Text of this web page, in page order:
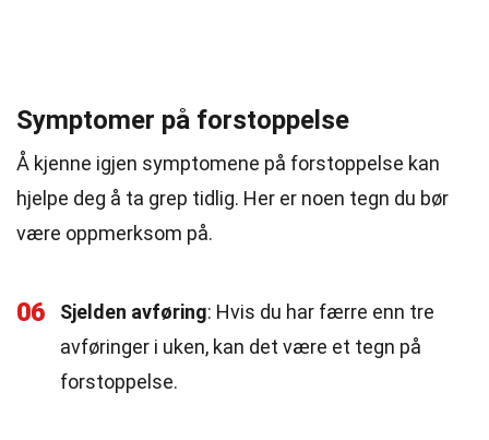
Symptomer på forstoppelse
Å kjenne igjen symptomene på forstoppelse kan
hjelpe deg å ta grep tidlig. Her er noen tegn du bør
være oppmerksom på.
06 Sjelden avføring: Hvis du har færre enn tre
avføringer i uken, kan det være et tegn på
forstoppelse.